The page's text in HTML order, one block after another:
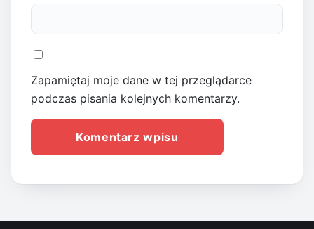
Zapamiętaj moje dane w tej przeglądarce
podczas pisania kolejnych komentarzy.